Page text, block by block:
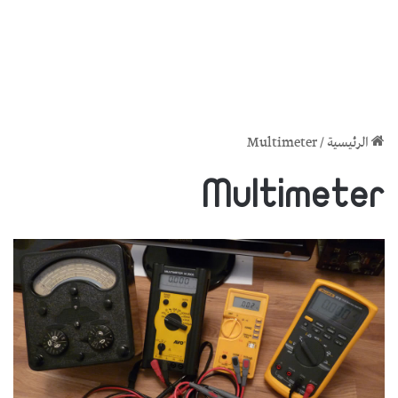
الرئيسية/
Multimeter
Multimeter